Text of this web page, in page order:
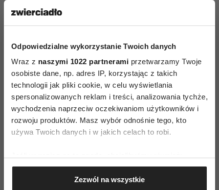
Odpowiedzialne wykorzystanie Twoich danych
Wraz z naszymi 1022 partnerami przetwarzamy Twoje
osobiste dane, np. adres IP, korzystając z takich
technologii jak pliki cookie, w celu wyświetlania
spersonalizowanych reklam i treści, analizowania tychże,
wychodzenia naprzeciw oczekiwaniom użytkowników i
rozwoju produktów. Masz wybór odnośnie tego, kto
używa Twoich danych i w jakich celach to robi.
Gromadzić dane dotyczące Twojej lokalizacji
geograficznej z dokładnością nawet do kilku metrów
Zezwól na wszystkie
marshmallow...” (wydawnictwo Smak Słowa),
widzi w połączeniu tych dwóch elementów sedno
definicji samokontroli. To dzięki samokontroli
właśnie przypominamy sobie o wybranych celach
i warunkach ich osiągnięcia, sprawdzamy
postępy w naszych dążeniach, panujemy nad
pokusami, które nas od nich odciągają. Poczucie
kontroli można budować, pielęgnując w sobie
przekonanie: „Mam wpływ na swoje zachowanie,
swoje nawyki.
Dagmara Miąsek:– Przypominam jeszcze raz –